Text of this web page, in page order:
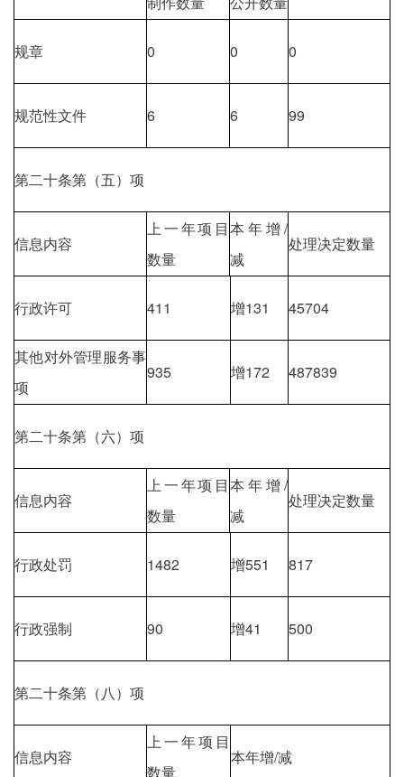
规章 0 0 0
规范性文件 6 6 99
第二十条第（五）项
信息内容
上一年项目
数量
本年增/
减
处理决定数量
行政许可 411 增131 45704
其他对外管理服务事
项
935 增172 487839
第二十条第（六）项
信息内容
上一年项目
数量
本年增/
减
处理决定数量
行政处罚 1482 增551 817
行政强制 90 增41 500
第二十条第（八）项
信息内容
上一年项目
数量
本年增/减